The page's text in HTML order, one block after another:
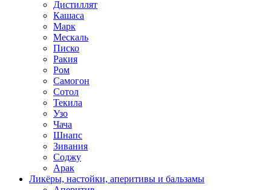
Дистиллят
Кашаса
Марк
Мескаль
Писко
Ракия
Ром
Самогон
Сотол
Текила
Узо
Чача
Шнапс
Зивания
Соджу
Арак
Ликёры, настойки, аперитивы и бальзамы